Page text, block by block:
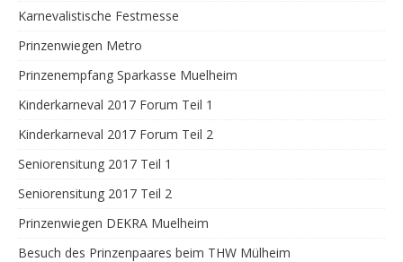
Karnevalistische Festmesse
Prinzenwiegen Metro
Prinzenempfang Sparkasse Muelheim
Kinderkarneval 2017 Forum Teil 1
Kinderkarneval 2017 Forum Teil 2
Seniorensitung 2017 Teil 1
Seniorensitung 2017 Teil 2
Prinzenwiegen DEKRA Muelheim
Besuch des Prinzenpaares beim THW Mülheim